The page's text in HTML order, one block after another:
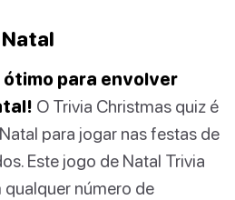
ótimo para envolver
O Trivia Christmas quiz é
para jogar nas festas de
Este jogo de Natal Trivia
número de